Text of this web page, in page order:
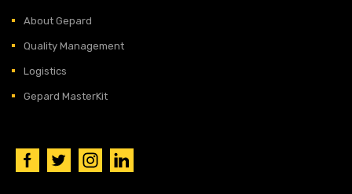
About Gepard
Quality Management
Logistics
Gepard MasterKit